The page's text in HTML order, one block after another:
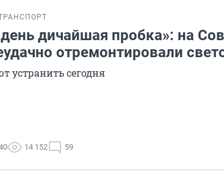
дичайшая пробка»: на
отремонтировали
устранить сегодня
14 152 59